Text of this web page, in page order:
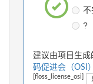
不
?
建议由项目生
码促进会（OSI
[floss_license_osi]